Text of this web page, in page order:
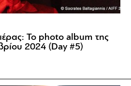
Το photo album της
2024 (Day #5)